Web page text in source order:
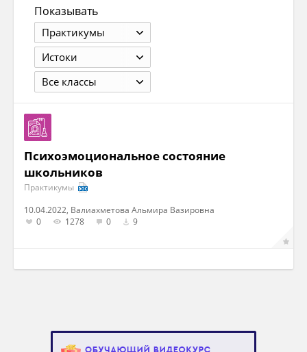
Показывать
Практикумы
Истоки
Все классы
Психоэмоциональное состояние
школьников
Практикумы
10.04.2022, Валиахметова Альмира Вазировна
0
1278 0 9